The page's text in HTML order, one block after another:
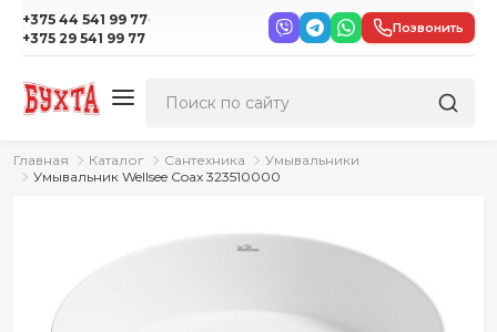
+375 44 541 99 77·
+375 29 541 99 77
Позвонить
Главная Каталог Сантехника
Умывальники
Умывальник Wellsee Coax 323510000